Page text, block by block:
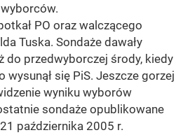
PO oraz walczącego
Tuska. Sondaże dawały
przedwyborczej środy, kiedy
wysunął się PiS. Jeszcze gorzej
wyniku wyborów
sondaże opublikowane
października 2005 r.